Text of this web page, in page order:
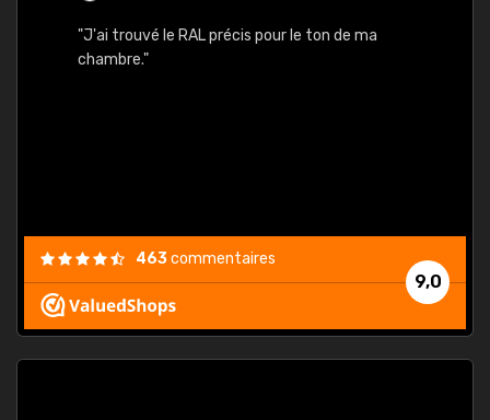
"J'ai trouvé le RAL précis pour le ton de ma
chambre."
9,0
463commentaires